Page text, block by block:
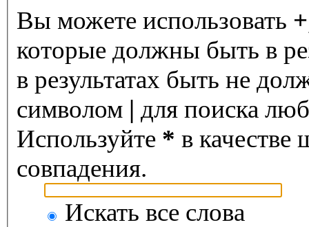
Вы можете использовать +
которые должны быть в
в результатах быть не
символом | для поиска
Используйте * в качестве
совпадения.
Искать все слова